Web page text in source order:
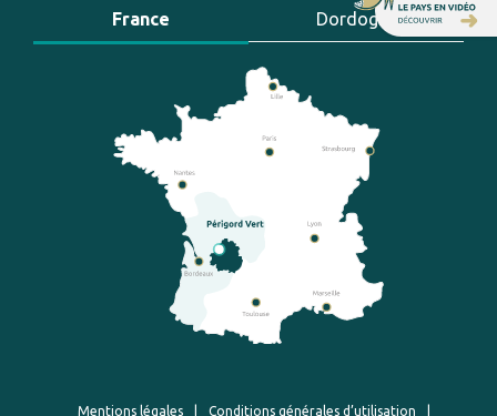
France Dordogne
Mentions légales Conditions générales d’utilisation